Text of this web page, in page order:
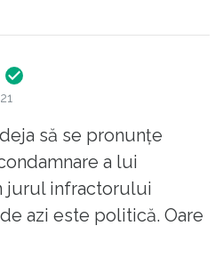
ar fi fost infinit mai mari
ar fost un obscur
român (fie el și
Să trăiască!
noastră!
să se pronunțe
a lui
jurul infractorului
azi este politică. Oare
lui Tăriceanu, dată de